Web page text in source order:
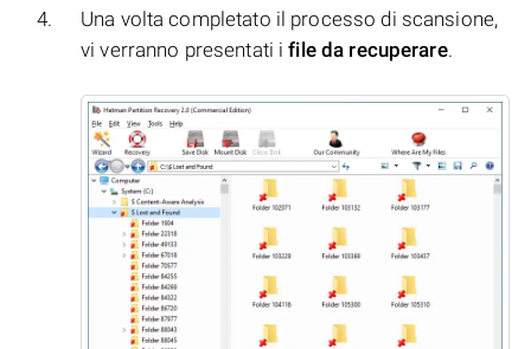
Una volta completato il processo di scansione,
vi verranno presentati ifile da recuperare.